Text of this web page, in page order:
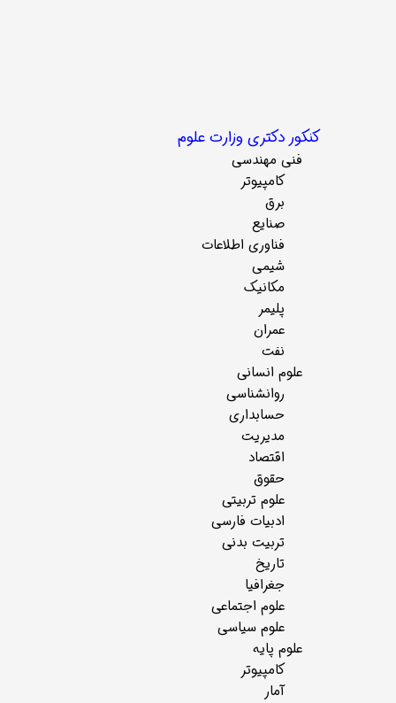
کنکور دکتری وزارت علوم
فنی مهندسی
کامپیوتر
برق
صنایع
فناوری اطلاعات
شیمی
مکانیک
پلیمر
عمران
نفت
علوم انسانی
روانشناسی
حسابداری
مدیریت
اقتصاد
حقوق
علوم تربیتی
ادبیات فارسی
تربیت بدنی
تاریخ
جغرافیا
علوم اجتماعی
علوم سیاسی
علوم پایه
کامپیوتر
آمار